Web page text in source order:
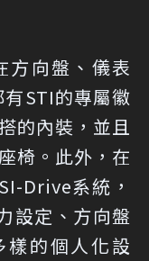
方向盤、儀表
STI的專屬徽
的內裝，並且
椅。此外，在
Drive系統，
設定、方向盤
的個人化設